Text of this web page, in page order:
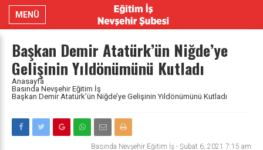
MENÜ
Başkan Demir Atatürk’ün Niğde’ye
Gelişinin Yıldönümünü Kutladı
Anasayfa
Basında Nevşehir Eğitim İş
Başkan Demir Atatürk’ün Niğde’ye Gelişinin Yıldönümünü Kutladı
Basında Nevşehir Eğitim İş - Şubat 6, 2021 7:15 am